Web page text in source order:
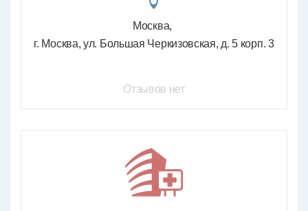
Москва
г. Москва, ул. Большая Черкизовская, д. 5 корп. 3
Отзывов нет